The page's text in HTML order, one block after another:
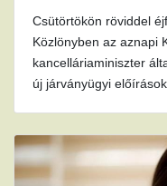
Csütörtökön röviddel
Közlönyben az aznapi
kancelláriaminiszter
új járványügyi előírások.